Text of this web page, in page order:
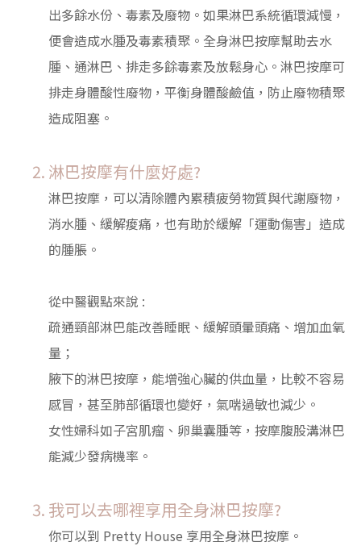
出多餘水份、毒素及廢物。如果淋巴系統循環減慢，
便會造成水腫及毒素積聚。全身淋巴按摩幫助去水
腫、通淋巴、排走多餘毒素及放鬆身心。淋巴按摩可
排走身體酸性廢物，平衡身體酸鹼值，防止廢物積聚
造成阻塞。
淋巴按摩有什麼好處?
淋巴按摩，可以清除體內累積疲勞物質與代謝廢物，
消水腫、緩解痠痛，也有助於緩解「運動傷害」造成
的腫脹。
從中醫觀點來說 :
疏通頸部淋巴能改善睡眠、緩解頭暈頭痛、增加血氧
量；
腋下的淋巴按摩，能增強心臟的供血量，比較不容易
感冒，甚至肺部循環也變好，氣喘過敏也減少。
女性婦科如子宮肌瘤、卵巢囊腫等，按摩腹股溝淋巴
能減少發病機率。
我可以去哪裡享用全身淋巴按摩?
你可以到 Pretty House 享用全身淋巴按摩。